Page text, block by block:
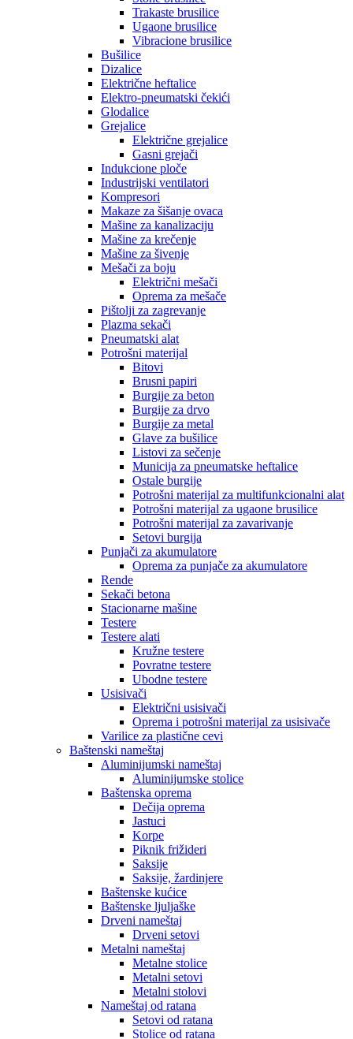
Trakaste brusilice
Ugaone brusilice
Vibracione brusilice
Bušilice
Dizalice
Električne heftalice
Elektro-pneumatski čekići
Glodalice
Grejalice
Električne grejalice
Gasni grejači
Indukcione ploče
Industrijski ventilatori
Kompresori
Makaze za šišanje ovaca
Mašine za kanalizaciju
Mašine za krečenje
Mašine za šivenje
Mešači za boju
Električni mešači
Oprema za mešače
Pištolji za zagrevanje
Plazma sekači
Pneumatski alat
Potrošni materijal
Bitovi
Brusni papiri
Burgije za beton
Burgije za drvo
Burgije za metal
Glave za bušilice
Listovi za sečenje
Municija za pneumatske heftalice
Ostale burgije
Potrošni materijal za multifunkcionalni alat
Potrošni materijal za ugaone brusilice
Potrošni materijal za zavarivanje
Setovi burgija
Punjači za akumulatore
Oprema za punjače za akumulatore
Rende
Sekači betona
Stacionarne mašine
Testere
Testere alati
Kružne testere
Povratne testere
Ubodne testere
Usisivači
Električni usisivači
Oprema i potrošni materijal za usisivače
Varilice za plastične cevi
Baštenski nameštaj
Aluminijumski nameštaj
Aluminijumske stolice
Baštenska oprema
Dečija oprema
Jastuci
Korpe
Piknik frižideri
Saksije
Saksije, žardinjere
Baštenske kućice
Baštenske ljuljaške
Drveni nameštaj
Drveni setovi
Metalni nameštaj
Metalne stolice
Metalni setovi
Metalni stolovi
Nameštaj od ratana
Setovi od ratana
Stolice od ratana